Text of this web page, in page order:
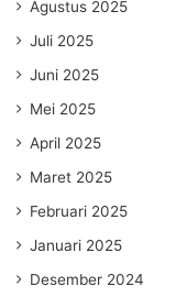
Agustus 2025
Juli 2025
Juni 2025
Mei 2025
April 2025
Maret 2025
Februari 2025
Januari 2025
Desember 2024